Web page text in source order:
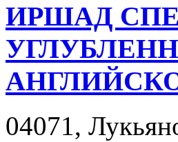
ИРШАД
04071,